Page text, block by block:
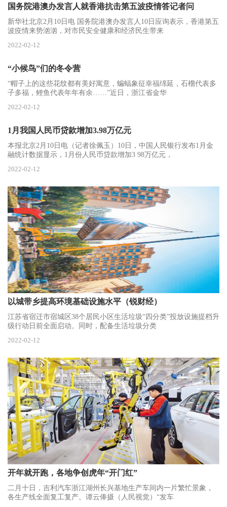
国务院港澳办发言人就香港抗击第五波疫情答记者问
新华社北京2月10日电 国务院港澳办发言人10日应询表示，香港第五
波疫情来势汹汹，对市民安全健康和经济民生带来
2022-02-12
“小候鸟”们的冬令营
“帽子上的这些花纹都有美好寓意，蝙蝠象征幸福绵延，石榴代表多
子多福，鲤鱼代表年年有余……”近日，浙江省金华
2022-02-12
1月我国人民币贷款增加3.98万亿元
本报北京2月10日电（记者徐佩玉）10日，中国人民银行发布1月金
融统计数据显示，1月份人民币贷款增加3 98万亿元，
2022-02-12
以城带乡提高环境基础设施水平（锐财经）
江苏省宿迁市宿城区38个居民小区生活垃圾“四分类”投放设施提档升
级行动日前全面启动。同时，配备生活垃圾分类
2022-02-12
开年就开跑，各地争创虎年“开门红”
二月十日，吉利汽车浙江湖州长兴基地生产车间内一片繁忙景象，
各生产线全面复工复产。谭云俸摄（人民视觉）“发车